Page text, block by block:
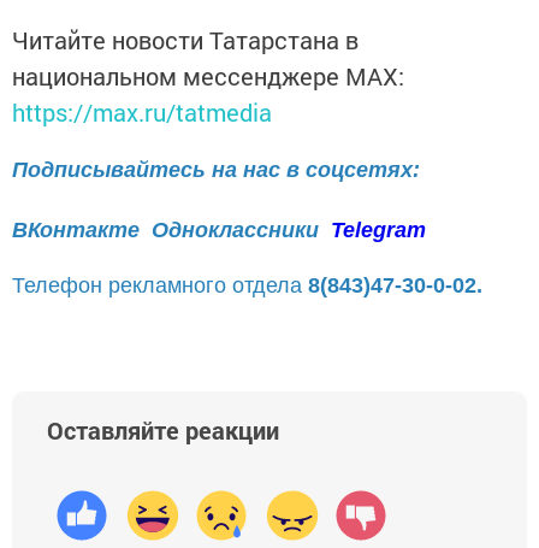
Читайте новости Татарстана в
национальном мессенджере MАХ:
https://max.ru/tatmedia
Подписывайтесь на нас в соцсетях:
ВКонтакте Одноклассники Telegram
Телефон рекламного отдела 8(843)47-30-0-02.
Оставляйте реакции